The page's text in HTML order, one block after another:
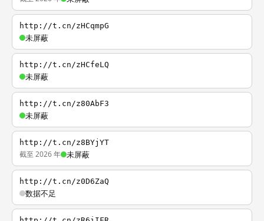
http://t.cn/zHCqmpG
未屏蔽
http://t.cn/zHCfeLQ
未屏蔽
http://t.cn/z80AbF3
未屏蔽
http://t.cn/z8BYjYT
截至 2026 年 未屏蔽
http://t.cn/z0D6ZaQ
数据不足